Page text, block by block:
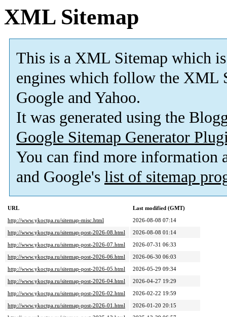
XML Sitemap
This is a XML Sitemap which is
engines which follow the XML
Google and Yahoo.
It was generated using the
Google Sitemap Generator
You can find more information
and Google's list of sitemap
URL
Last modified (GMT)
http://www.ykoctpa.ru/sitemap-misc.html
2026-08-08 07:14
http://www.ykoctpa.ru/sitemap-post-2026-08.html
2026-08-08 01:14
http://www.ykoctpa.ru/sitemap-post-2026-07.html
2026-07-31 06:33
http://www.ykoctpa.ru/sitemap-post-2026-06.html
2026-06-30 06:03
http://www.ykoctpa.ru/sitemap-post-2026-05.html
2026-05-29 09:34
http://www.ykoctpa.ru/sitemap-post-2026-04.html
2026-04-27 19:29
http://www.ykoctpa.ru/sitemap-post-2026-02.html
2026-02-22 19:59
http://www.ykoctpa.ru/sitemap-post-2026-01.html
2026-01-20 20:15